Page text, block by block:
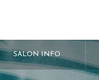
SALON INFO